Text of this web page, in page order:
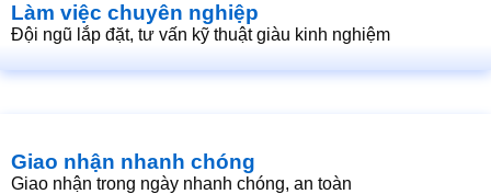
Làm việc chuyên nghiệp
Đội ngũ lắp đặt, tư vấn kỹ thuật giàu kinh nghiệm
Giao nhận nhanh chóng
Giao nhận trong ngày nhanh chóng, an toàn